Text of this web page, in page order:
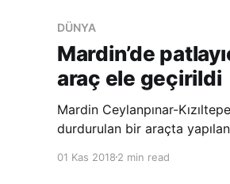
DÜNYA
Mardin’de
araç ele geçirildi
Mardin Ceylanpınar-
durdurulan bir araçta
kilo 864 gram PETN olduğu
01 Kas 2018 2 min read